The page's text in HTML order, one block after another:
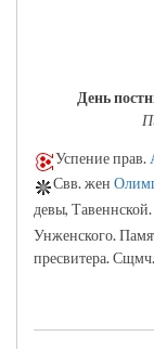
День
Успение прав.
Свв. жен
девы, Тавеннской.
Унженского.
пресвитера. Сщмч.